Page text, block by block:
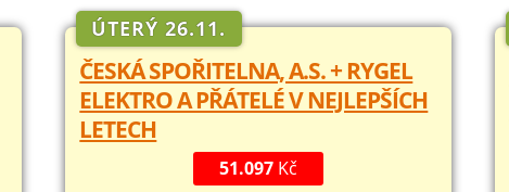
ÚTERÝ 26.11.
ČESKÁ SPOŘITELNA, A.S. + RYGEL
ELEKTRO A PŘÁTELÉ V NEJLEPŠÍCH
LETECH
51.097 Kč